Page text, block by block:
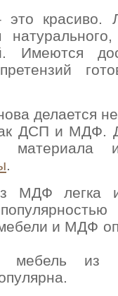
красиво.
Имеются
делается
ДСП и МДФ.
.
МДФ легка
и МДФ
из